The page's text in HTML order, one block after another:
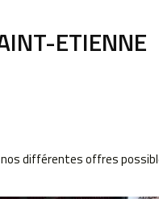
ETIENNE
nos différentes offres